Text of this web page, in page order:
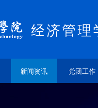
经济管理
新闻资讯 党团工作